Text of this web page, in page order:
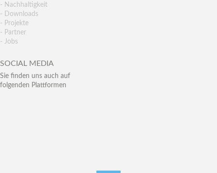
- Nachhaltigkeit
- Downloads
- Projekte
- Partner
- Jobs
SOCIAL MEDIA
Sie finden uns auch auf
folgenden Plattformen